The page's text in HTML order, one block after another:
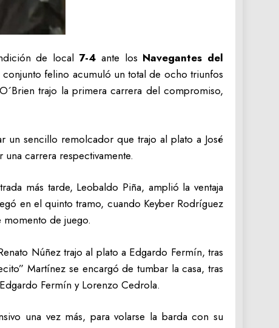
de local 7-4 ante los Navegantes del
conjunto felino acumuló un total de ocho triunfos
trajo la primera carrera del compromiso,
un sencillo remolcador que trajo al plato a José
carrera respectivamente.
más tarde, Leobaldo Piña, amplió la ventaja
en el quinto tramo, cuando Keyber Rodríguez
momento de juego.
Núñez trajo al plato a Edgardo Fermín, tras
Martínez se encargó de tumbar la casa, tras
Fermín y Lorenzo Cedrola.
una vez más, para volarse la barda con su